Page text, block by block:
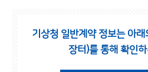
기상청 일반계약 정보는 아
장터)를 통해 확인